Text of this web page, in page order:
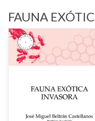
FAUNA